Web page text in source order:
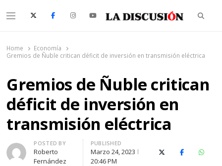
Menu
Home
Economía
Gremios de Ñuble critican déficit de inversión en transmisión eléctrica
Gremios de Ñuble critican
déficit de inversión en
transmisión eléctrica
Author
POSTED BY
Roberto
Fernández
PUBLISHED
Marzo 24, 2023
20:46 PM
X (Twitter)Facebook